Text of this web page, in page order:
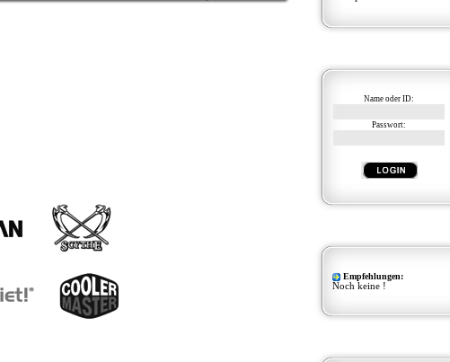
Name oder ID:
Passwort:
Empfehlungen:
Noch keine !